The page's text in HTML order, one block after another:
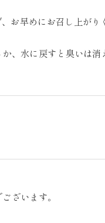
お早めにお召し上がり
、水に戻すと臭いは消
ざいます。